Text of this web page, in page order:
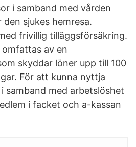
i samband med vården
sjukes hemresa.
frivillig tilläggsförsäkring.
omfattas av en
skyddar löner upp till 100
För att kunna nyttja
samband med arbetslöshet
i facket och a-kassan